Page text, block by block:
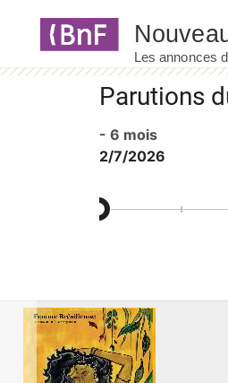
Parutions
- 6 mois
2/7/2026